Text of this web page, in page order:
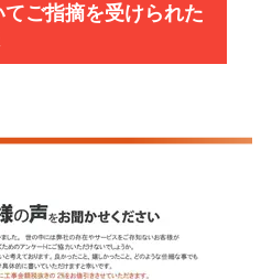
ご指摘を受けられた